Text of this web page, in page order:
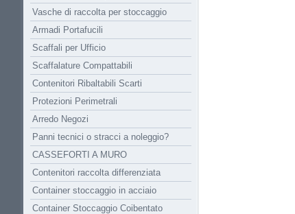
Vasche di raccolta per stoccaggio
Armadi Portafucili
Scaffali per Ufficio
Scaffalature Compattabili
Contenitori Ribaltabili Scarti
Protezioni Perimetrali
Arredo Negozi
Panni tecnici o stracci a noleggio?
CASSEFORTI A MURO
Contenitori raccolta differenziata
Container stoccaggio in acciaio
Container Stoccaggio Coibentato